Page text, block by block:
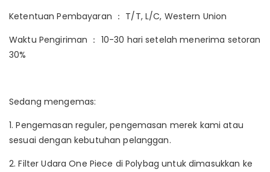
Ketentuan Pembayaran ： T/T, L/C, Western Union
Waktu Pengiriman ： 10-30 hari setelah menerima setoran
30%
Sedang mengemas:
1. Pengemasan reguler, pengemasan merek kami atau
sesuai dengan kebutuhan pelanggan.
2. Filter Udara One Piece di Polybag untuk dimasukkan ke